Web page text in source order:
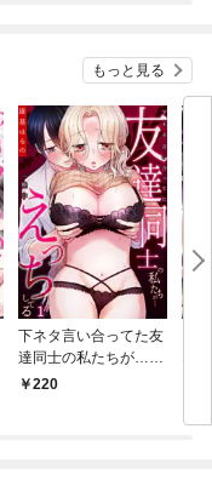
もっと見る
下ネタ言い合ってた友
達同士の私たちが…一
晩中えっちしてる【TL
220
な
た